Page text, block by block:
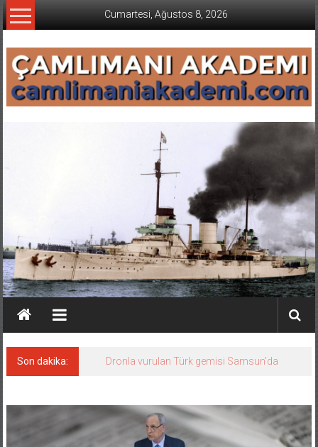
İçeriğe
geç
Cumartesi, Ağustos 8, 2026
Son dakika: Dronla vurulan Türk gemisi Samsun’da